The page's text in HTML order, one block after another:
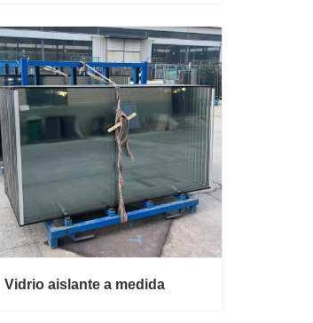
Vidrio laminado templado personalizado
Contacta ahora
Vidrio aislante a medida